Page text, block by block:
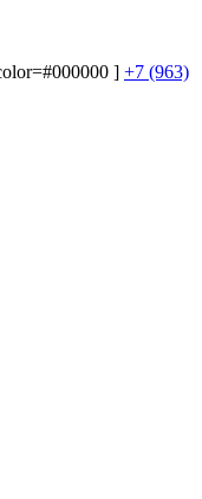
] +7 (963)